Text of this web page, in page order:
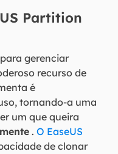
Partition
gerenciar
recurso de
é
tornando-a uma
um que queira
. O EaseUS
de clonar